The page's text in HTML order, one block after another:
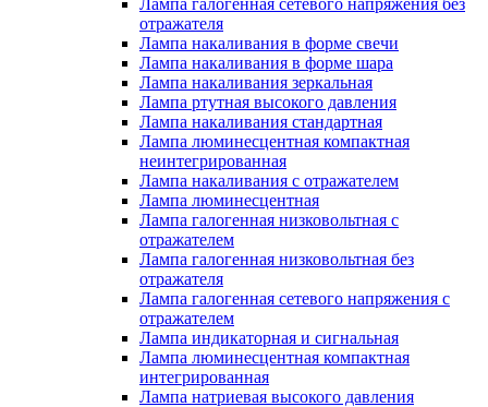
Лампа галогенная сетевого напряжения без
отражателя
Лампа накаливания в форме свечи
Лампа накаливания в форме шара
Лампа накаливания зеркальная
Лампа ртутная высокого давления
Лампа накаливания стандартная
Лампа люминесцентная компактная
неинтегрированная
Лампа накаливания с отражателем
Лампа люминесцентная
Лампа галогенная низковольтная с
отражателем
Лампа галогенная низковольтная без
отражателя
Лампа галогенная сетевого напряжения с
отражателем
Лампа индикаторная и сигнальная
Лампа люминесцентная компактная
интегрированная
Лампа натриевая высокого давления